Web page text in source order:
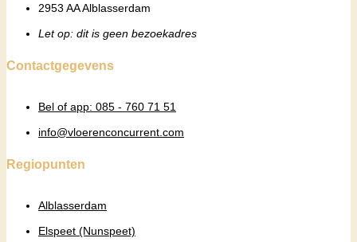
2953 AA Alblasserdam
Let op: dit is geen bezoekadres
Contactgegevens
Bel of app: 085 - 760 71 51
info@vloerenconcurrent.com
Regiopunten
Alblasserdam
Elspeet (Nunspeet)